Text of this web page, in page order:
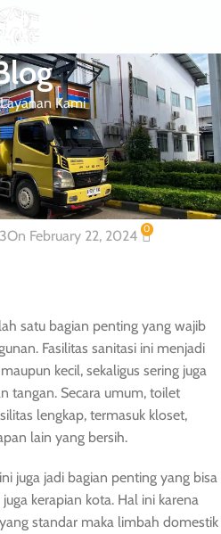
Layanan Kami
KAMI
dan Tinja Wilayah
dan Sekitarnya
On February 22, 2024 0
satu bagian penting yang wajib
Fasilitas sanitasi ini menjadi
kecil, sekaligus sering juga
tangan. Secara umum, toilet
lengkap, termasuk kloset,
lain yang bersih.
juga jadi bagian penting yang bisa
kerapian kota. Hal ini karena
standar maka limbah domestik